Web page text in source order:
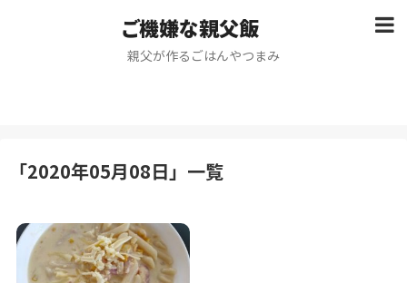
ご機嫌な親父飯
親父が作るごはんやつまみ
「2020年05月08日」 一覧